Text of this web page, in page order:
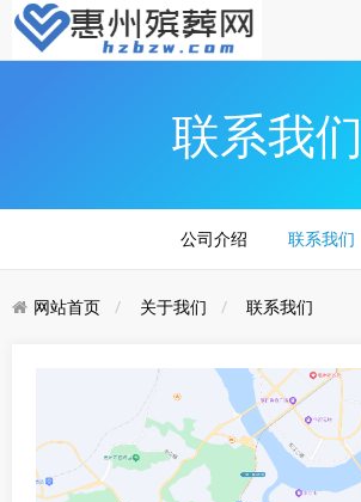
联系我们
公司介绍 联系我们
网站首页 关于我们 联系我们